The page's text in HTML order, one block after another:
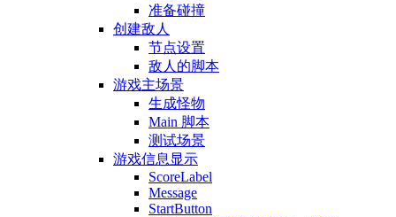
准备碰撞
创建敌人
节点设置
敌人的脚本
游戏主场景
生成怪物
Main 脚本
测试场景
游戏信息显示
ScoreLabel
Message
StartButton